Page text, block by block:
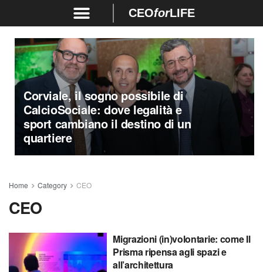
CEOforLIFE
Corviale, il sogno possibile di
CalcioSociale: dove legalità e
sport cambiano il destino di un
quartiere
Home Category CEO
CEO
Migrazioni (in)volontarie: come Il
Prisma ripensa agli spazi e
all’architettura